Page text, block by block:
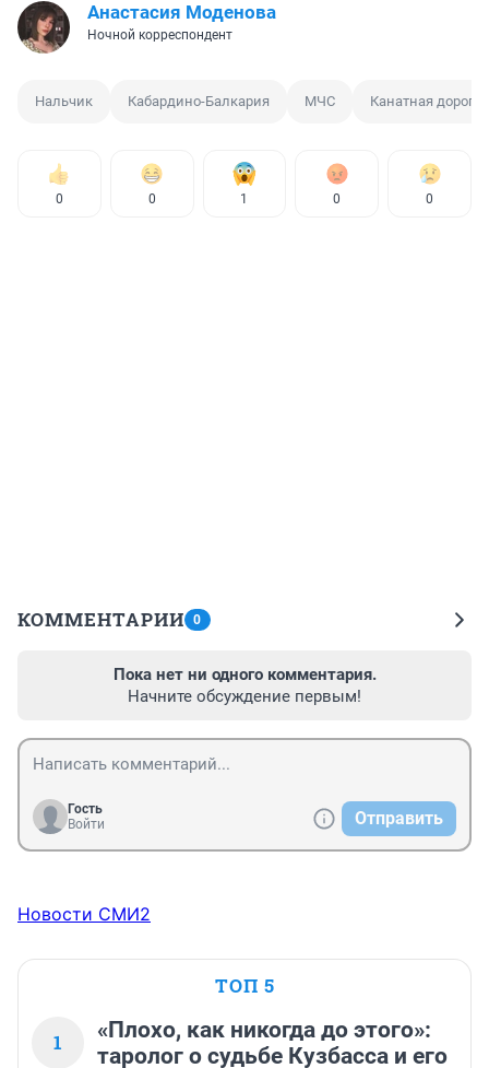
Анастасия Моденова
Ночной корреспондент
Нальчик Кабардино-Балкария МЧС Канатная дорога
0 0 1 0 0
КОММЕНТАРИИ 0
Пока нет ни одного комментария.
Начните обсуждение первым!
Гость
Войти
Отправить
Новости СМИ2
ТОП 5
1
«Плохо, как никогда до этого»:
таролог о судьбе Кузбасса и его